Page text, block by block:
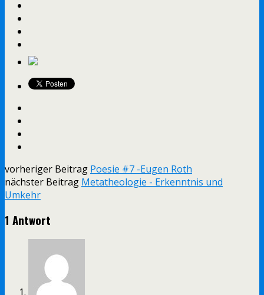
vorheriger Beitrag Poesie #7 -Eugen Roth
nächster Beitrag Metatheologie - Erkenntnis und
Umkehr
1 Antwort